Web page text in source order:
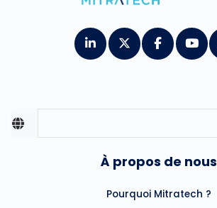
À propos de nous
Pourquoi Mitratech ?